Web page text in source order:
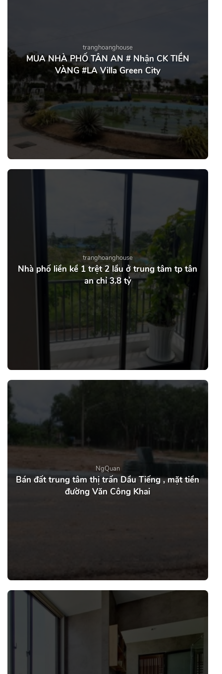
tranghoanghouse
MUA NHÀ PHỐ TÂN AN # Nhận CK TIỀN
VÀNG #LA Villa Green City
tranghoanghouse
Nhà phố liền kề 1 trệt 2 lầu ở trung tâm tp tân
an chỉ 3.8 tỷ
NgQuan
Bán đất trung tâm thị trấn Dầu Tiếng , mặt tiền
đường Văn Công Khai